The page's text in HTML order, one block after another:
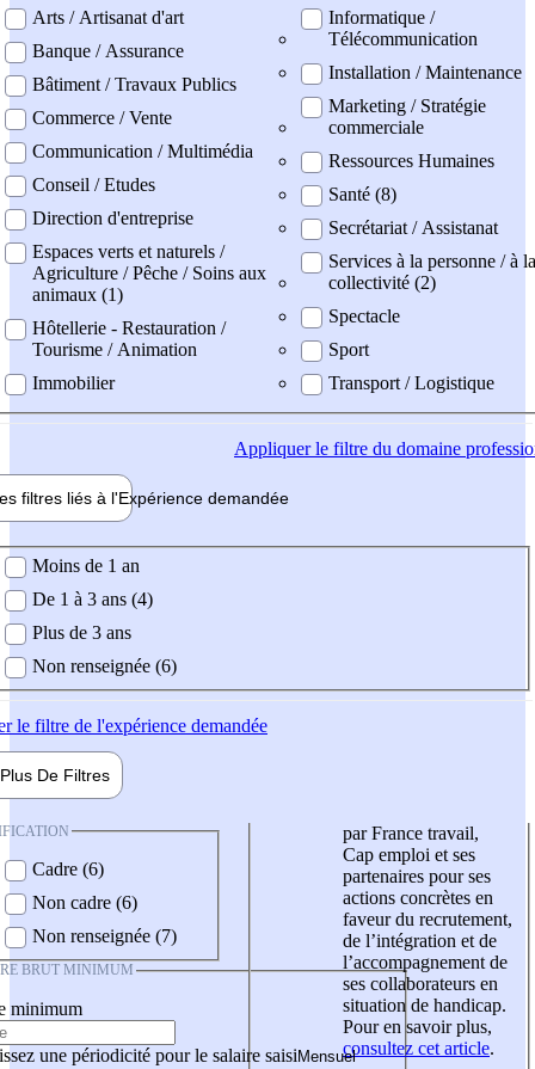
Arts / Artisanat d'art
Banque / Assurance
Bâtiment / Travaux Publics
Commerce / Vente
Communication / Multimédia
Conseil / Etudes
Direction d'entreprise
Espaces verts et naturels /
Agriculture / Pêche / Soins aux
animaux (1)
Hôtellerie - Restauration /
Tourisme / Animation
Immobilier
Informatique /
Télécommunication
Installation / Maintenance
Marketing / Stratégie
commerciale
Ressources Humaines
Santé (8)
Secrétariat / Assistanat
Services à la personne / à la
collectivité (2)
Spectacle
Sport
Transport / Logistique
Appliquerle filtre du domaine
filtres liés à l'Expérience demandée
demandée
Moins de 1 an
De 1 à 3 ans (4)
Plus de 3 ans
Non renseignée (6)
le filtre de l'expérience demandée
Plus De Filtres
Cadre (6)
Non cadre (6)
Non renseignée (7)
BRUT MINIMUM
minimum
une périodicité pour le salaire saisi
par France travail,
Cap emploi et ses
partenaires pour ses
actions concrètes en
faveur du recrutement,
de l’intégration et de
l’accompagnement de
ses collaborateurs en
situation de handicap.
Pour en savoir plus,
consultez cet article.